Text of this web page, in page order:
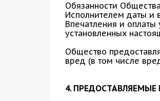
Обязанности
Исполнителем даты и
Впечатления и
установленных
Общество
вред (в том числе
4. ПРЕДОСТАВЛЯЕМЫЕ